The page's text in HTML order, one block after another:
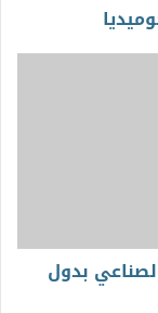
التعاون الصناعي بدول